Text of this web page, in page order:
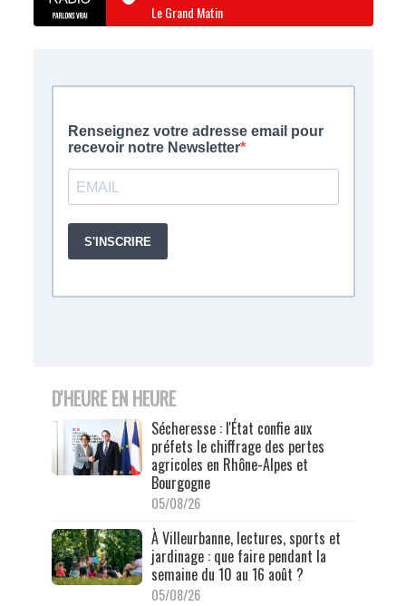
Le Grand Matin
D'HEURE EN HEURE
Sécheresse : l'État confie aux
préfets le chiffrage des pertes
agricoles en Rhône-Alpes et
Bourgogne
05/08/26
À Villeurbanne, lectures, sports et
jardinage : que faire pendant la
semaine du 10 au 16 août ?
05/08/26